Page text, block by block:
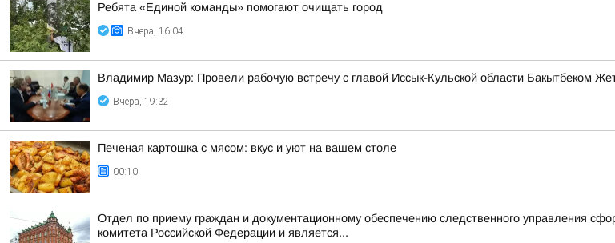
Ребята «Единой команды» помогают очищать город
Вчера, 16:04
Владимир Мазур: Провели рабочую встречу с главой Иссык-Кульской области Бакытбеком
Вчера, 19:32
Печеная картошка с мясом: вкус и уют на вашем столе
00:10
Отдел по приему граждан и документационному обеспечению следственного управления
комитета Российской Федерации и является...